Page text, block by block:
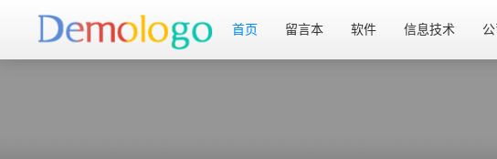
首页 留言本 软件 信息技术